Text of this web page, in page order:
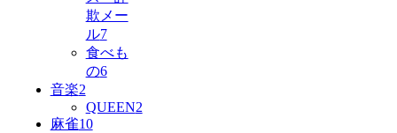
欺メー
ル7
食べも
の6
音楽2
QUEEN2
麻雀10